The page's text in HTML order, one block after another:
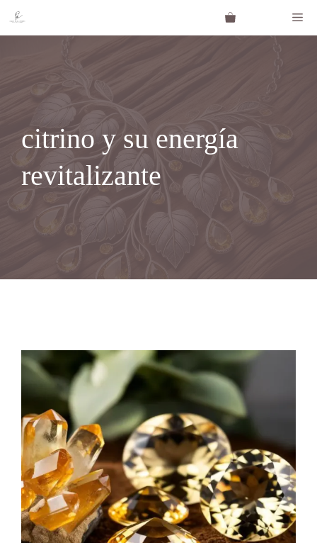
contenido
citrino y su energía
revitalizante